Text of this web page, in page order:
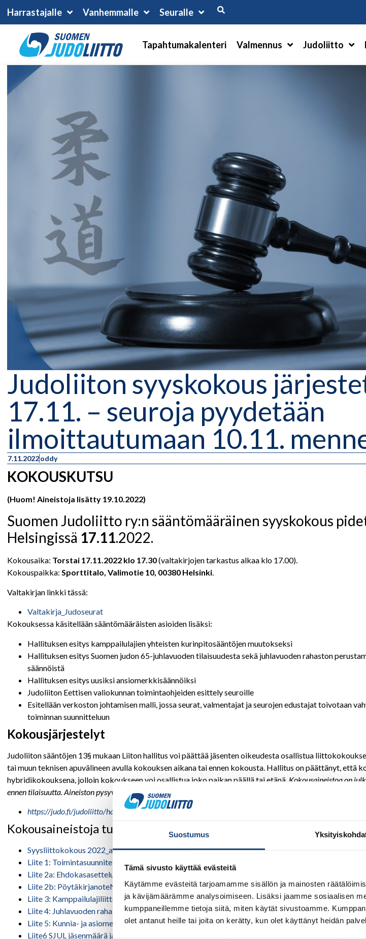
Suostumus
Tämä sivusto käyttää evästeitä
Käytämme evästeitä tarjoamamme sisällön ja mainosten
ja kävijämäärämme analysoimiseen. Lisäksi jaamme sosiaalisen
kumppaneillemme tietoja siitä, miten käytät sivustoamme.
olet antanut heille tai joita on kerätty, kun olet käyttänyt heidän
Harrastajalle Vanhemmalle Seuralle
Tapahtumakalenteri Valmennus Judoliitto
Judoliiton syyskokous
17.11. – seuroja pyydetään
ilmoittautumaan 10.11.
7.11.2022oddy
KOKOUSKUTSU
(Huom! Aineistoja lisätty 19.10.2022)
Suomen Judoliitto ry:n sääntömääräinen syyskokous
Helsingissä 17.11.2022.
Kokousaika: Torstai 17.11.2022 klo 17.30(valtakirjojen tarkastus alkaa klo 17.00).
Kokouspaikka: Sporttitalo, Valimotie 10, 00380 Helsinki.
Valtakirjan linkki tässä:
Valtakirja_Judoseurat
Kokouksessa käsitellään sääntömääräisten asioiden lisäksi:
Hallituksen esitys kamppailulajien yhteisten kurinpitosääntöjen muutokseksi
Hallituksen esitys Suomen judon 65-juhlavuoden tilaisuudesta sekä juhlavuoden rahaston
säännöistä
Hallituksen esitys uusiksi ansiomerkkisäännöiksi
Judoliiton Eettisen valiokunnan toimintaohjeiden esittely seuroille
Esitellään verkoston johtamisen malli, jossa seurat, valmentajat ja seurojen edustajat toivotaan
toiminnan suunnitteluun
Kokousjärjestelyt
Judoliiton sääntöjen 13§ mukaan Liiton hallitus voi päättää jäsenten oikeudesta osallistua
tai muun teknisen apuvälineen avulla kokouksen aikana tai ennen kokousta. Hallitus on päättänyt, että
hybridikokouksena, jolloin kokoukseen voi osallistua joko paikan päällä tai etänä. Kokousaineistoa on
ennen tilaisuutta. Aineiston pysyvä linkki löytyy täältä:
https://judo.fi/judoliitto/hallitus/liittokokoukset/
Kokousaineistoja tutustuttavaksi
Syysliittokokous 2022_asialista
Liite 1: Toimintasuunnitelma 2023
Liite 2a: Ehdokasasettelu Otto Favén
Liite 2b: PöytäkirjanoteNoju2022
Liite 3: Kamppailulajiliittojen yhteiset kurinpitomääräykset 1.1.2023 EHD5
Liite 4: Juhlavuoden rahaston perustaminen 17.11.2022
Liite 5: Kunnia- ja asiomerkki säännöt 2022
Liite6 SJUL jäsenmäärä ja äänimäärät 17.11.2022